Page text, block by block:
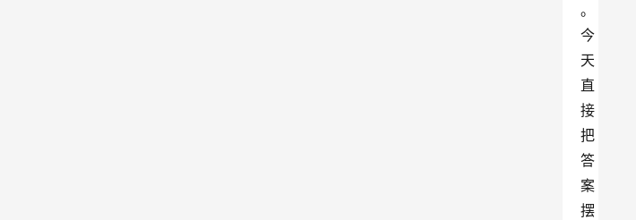
。
今
天
直
接
把
答
案
摆